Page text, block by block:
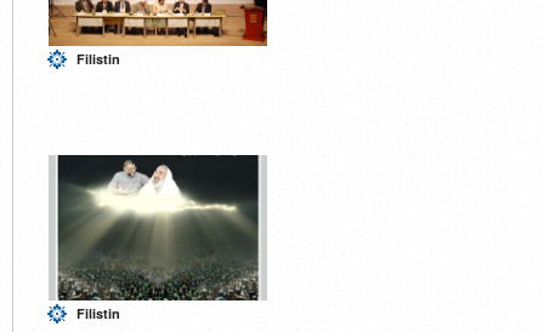
Filistin
Filistin